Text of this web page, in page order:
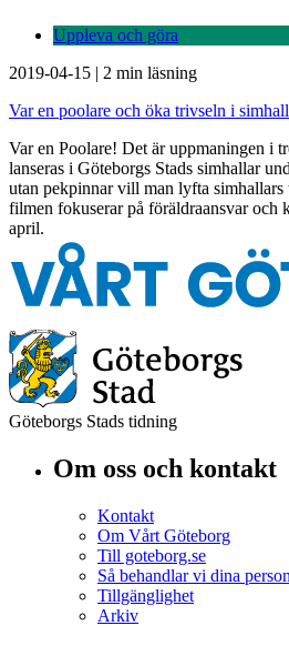
Uppleva och göra
2019-04-15 | 2 min läsning
Var en poolare och öka trivseln i
Var en Poolare! Det är uppmaningen i
lanseras i Göteborgs Stads simhallar
utan pekpinnar vill man lyfta simhallars
filmen fokuserar på föräldraansvar och
april.
Göteborgs Stads tidning
Om oss och kontakt
Kontakt
Om Vårt Göteborg
Till goteborg.se
Så behandlar vi dina
Tillgänglighet
Arkiv